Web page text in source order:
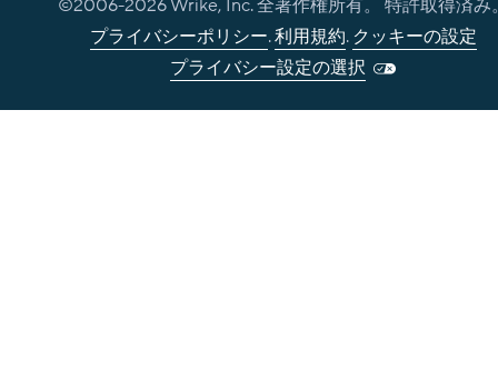
©2006-2026Wrike, Inc. 全著作権所有。 特許取得済み
プライバシーポリシー.利用規約. クッキーの設定
プライバシー設定の選択